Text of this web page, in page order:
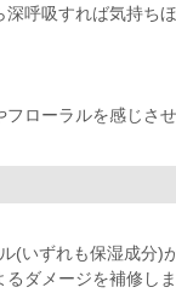
深呼吸すれば気持ち
ローラルを感じさ
(いずれも保湿成分)
ダメージを補修しま